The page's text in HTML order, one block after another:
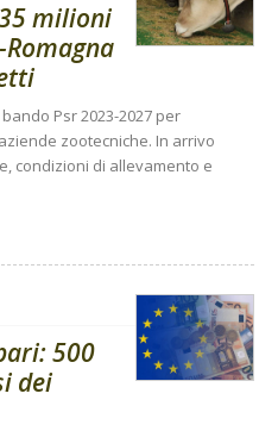
milioni
Psr 2023-2027 per
zootecniche. In arrivo
condizioni di allevamento e
500
dei